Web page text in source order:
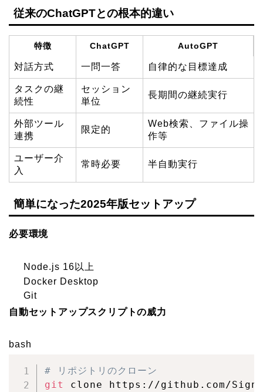
従来のChatGPTとの根本的違い
特徴 ChatGPT AutoGPT
対話方式 一問一答 自律的な目標達成
タスクの継
続性
セッション
単位
長期間の継続実行
外部ツール
連携
限定的
Web検索、ファイル操
作等
ユーザー介
入
常時必要 半自動実行
簡単になった2025年版セットアップ
必要環境
Node.js 16以上
Docker Desktop
Git
自動セットアップスクリプトの威力
bash
# リポジトリのクローン
git